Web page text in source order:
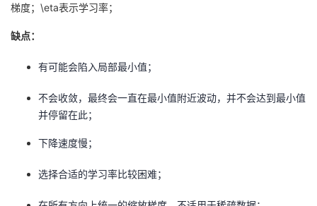
梯度； \eta表示学习率；
缺点：
有可能会陷入局部最小值；
不会收敛，最终会一直在最小值附近波动，并不会达到最小值
并停留在此；
下降速度慢；
选择合适的学习率比较困难；